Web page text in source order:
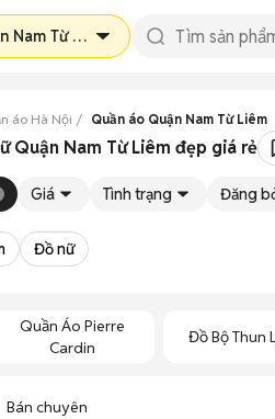
Nam Từ Liêm
áo Hà Nội Quần áo Quận Nam Từ Liêm
Quận Nam Từ Liêm đẹp giá rẻ
Giá Tình trạng Đăng
Đồ nữ
Quần Áo Pierre
Cardin
Đồ Bộ Thun
Bán chuyên